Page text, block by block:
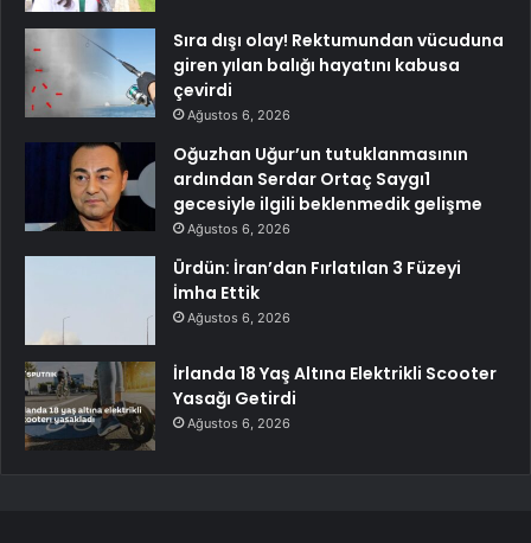
Sıra dışı olay! Rektumundan vücuduna
giren yılan balığı hayatını kabusa
çevirdi
Ağustos 6, 2026
Oğuzhan Uğur’un tutuklanmasının
ardından Serdar Ortaç Saygı1
gecesiyle ilgili beklenmedik gelişme
Ağustos 6, 2026
Ürdün: İran’dan Fırlatılan 3 Füzeyi
İmha Ettik
Ağustos 6, 2026
İrlanda 18 Yaş Altına Elektrikli Scooter
Yasağı Getirdi
Ağustos 6, 2026